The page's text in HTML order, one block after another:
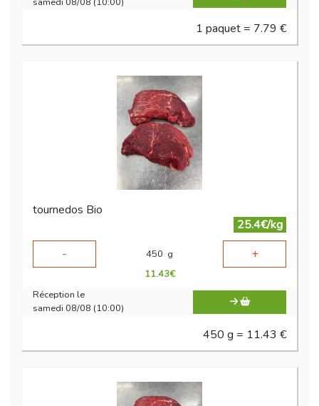
1 paquet = 7.79 €
tournedos Bio
25.4€/kg
-
450 g +
11.43€
Réception le
samedi 08/08 (10:00)
450 g = 11.43 €